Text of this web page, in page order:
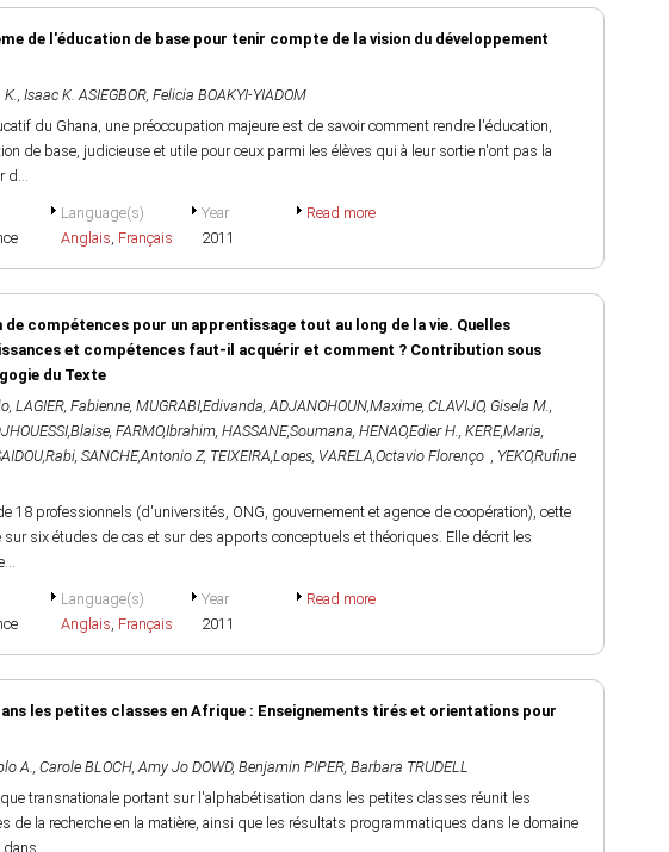
de l'éducation de base pour tenir compte de la vision du développement
K., Isaac K. ASIEGBOR, Felicia BOAKYI-YIADOM
du Ghana, une préoccupation majeure est de savoir comment rendre l'éducation,
de base, judicieuse et utile pour ceux parmi les élèves qui à leur sortie n'ont pas la
d...
Language(s)
Anglais, Français
Year
2011
Read more
compétences pour un apprentissage tout au long de la vie. Quelles
et compétences faut-il acquérir et comment ? Contribution sous
du Texte
, LAGIER, Fabienne, MUGRABI,Edivanda,ADJANOHOUN,Maxime, CLAVIJO, Gisela M.,
, FARMO,Ibrahim, HASSANE,Soumana, HENAO,Edier H., KERE,Maria,
, SANCHE,Antonio Z, TEIXEIRA,Lopes, VARELA,Octavio Florenço , YEKO,Rufine
18 professionnels (d'universités, ONG, gouvernement et agence de coopération), cette
sur six études de cas et sur des apports conceptuels et théoriques. Elle décrit les
Language(s)
Anglais, Français
Year
2011
Read more
les petites classes en Afrique : Enseignements tirés et orientations pour
A., Carole BLOCH,Amy Jo DOWD, Benjamin PIPER, Barbara TRUDELL
transnationale portant sur l'alphabétisation dans les petites classes réunit les
de la recherche en la matière, ainsi que les résultats programmatiques dans le domaine